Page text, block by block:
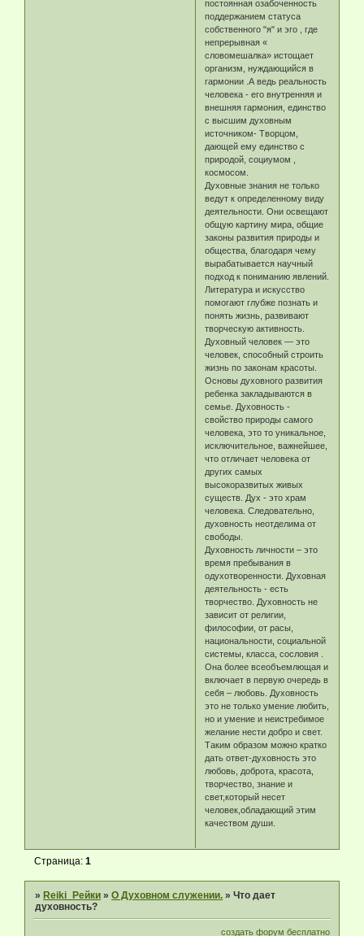
постоянная озабоченность
поддержанием статуса
собственного "я" и эго , где
непрерывная «
словомешалка» истощает
организм, нуждающийся в
гармонии .А ведь реальность
человека - его внутренняя и
внешняя гармония, единство
с высшим духовным
источником- Творцом,
дающей ему единство с
природой, социумом ,
космосом.
Духовные знания не только
ведут к определенному виду
деятельности. Они освещают
общую картину мира, общие
законы развития природы и
общества, благодаря чему
вырабатывается научный
подход к пониманию явлений.
Литература и искусство
помогают глубже познать и
понять жизнь, развивают
творческую активность.
Духовный человек — это
человек, способный строить
жизнь по законам красоты.
Основы духовного развития
ребенка закладываются в
семье. Духовность -
свойство природы самого
человека, это то уникальное,
исключительное, важнейшее,
что отличает человека от
других самых
высокоразвитых живых
существ. Дух - это храм
человека. Следовательно,
духовность неотделима от
свободы.
Духовность личности – это
время пребывания в
одухотворенности. Духовная
деятельность - есть
творчество. Духовность не
зависит от религии,
философии, от расы,
национальности, социальной
системы, класса, сословия .
Она более всеобъемлющая и
включает в первую очередь в
себя – любовь. Духовность
это не только умение любить,
но и умение и неистребимое
желание нести добро и свет.
Таким образом можно кратко
дать ответ-духовность это
любовь, доброта, красота,
творчество, знание и
свет,который несет
человек,обладающий этим
качеством души.
Страница:1
»Reiki_Рейки »О Духовном служении. »Что дает
духовность?
создать форум бесплатно